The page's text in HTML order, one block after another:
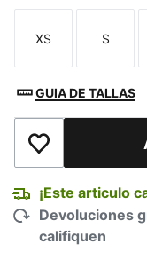
Talla
XS
Talla
S
GUIA DE TALLAS
Añadir a la lista
¡Este articulo
Devoluciones
califiquen